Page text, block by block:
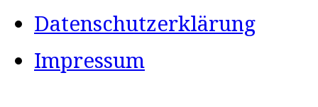
Datenschutzerklärung
Impressum